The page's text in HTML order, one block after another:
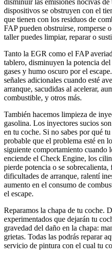
dispositivos se obstruyen con el
que tienen con los residuos de
FAP pueden obstruirse, romperse
taller puedes limpiar, reparar o
Tanto la EGR como el FAP
tablero, disminuyen la potencia
gases y humo oscuro por el
señales adicionales cuando esté
arranque, sacudidas al acelerar,
combustible, y otros más.
También hacemos limpieza de
gasolina. Los inyectores sucios
en tu coche. Si no sabes por qué
probable que el problema esté en
siguiente comportamiento cuando
enciende el Check Engine, los
pierde potencia o se
dificultades de arranque, ralentí
aumento en el consumo de
el escape.
Reparamos la chapa de tu coche.
experimentados que dejarán tu
gravedad del daño en la chapa:
grietas. Todas las podrás reparar
servicio de pintura con el cual tu